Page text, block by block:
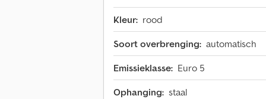
Kleur: rood
Soort overbrenging: automatisch
Emissieklasse: Euro 5
Ophanging: staal